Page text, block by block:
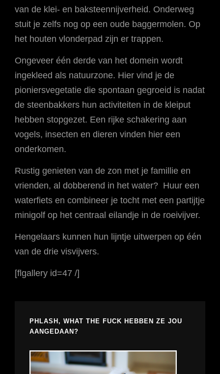
van de klei- en baksteennijverheid. Onderweg
stuit je zelfs nog op een oude baggermolen. Op
het houten vlonderpad zijn er trappen.
Ongeveer één derde van het domein wordt
ingekleed als natuurzone. Hier vind je de
pioniersvegetatie die spontaan gegroeid is nadat
de steenbakkers hun activiteiten in de kleiput
hebben stopgezet. Een rijke schakering aan
vogels, insecten en dieren vinden hier een
onderkomen.
Rustig genieten van de zon met je famillie en
vrienden, al dobberend in het water? Huur een
waterfiets en combineer je tocht met een partijtje
minigolf op het centraal eilandje in de roeivijver.
Hengelaars kunnen hun lijntje uitwerpen op één
van de drie visvijvers.
[flgallery id=47 /]
PHLASH, WHAT THE FUCK HEBBEN ZE JOU
AANGEDAAN?